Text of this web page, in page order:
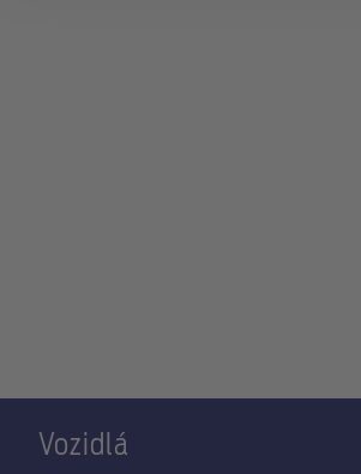
Vozidlá